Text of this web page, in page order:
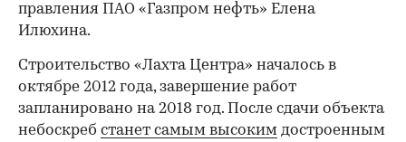
правления ПАО «Газпром нефть» Елена
Илюхина.
Строительство «Лахта Центра» началось в
октябре 2012 года, завершение работ
запланировано на 2018 год. После сдачи объекта
небоскреб станет самым высоким достроенным